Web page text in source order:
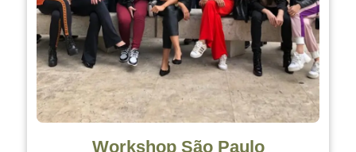
Workshop São Paulo